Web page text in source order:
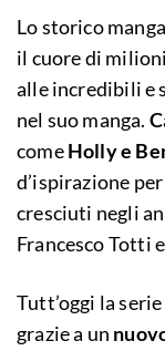
Lo storico
il cuore di
alle incredibili e
nel suo manga.
comeHolly e
d’ispirazione
cresciuti negli
Francesco Totti
Tutt’oggi la
grazie a un